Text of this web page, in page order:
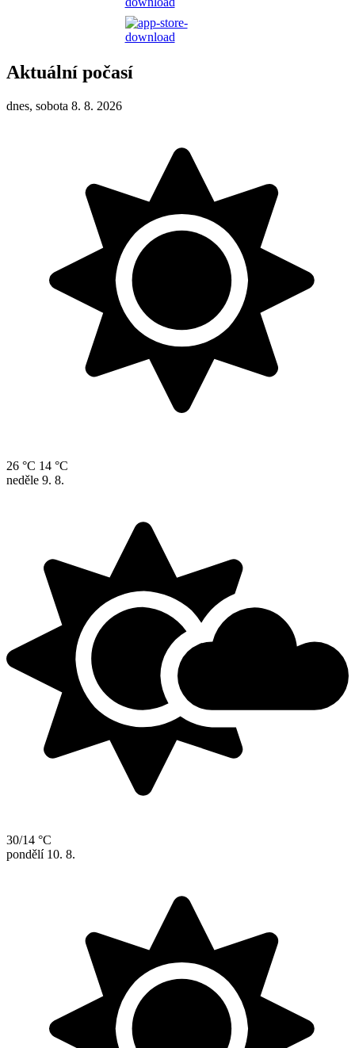
Aktuální počasí
dnes, sobota 8. 8. 2026
26 °C 14 °C
neděle 9. 8.
30/14 °C
pondělí 10. 8.